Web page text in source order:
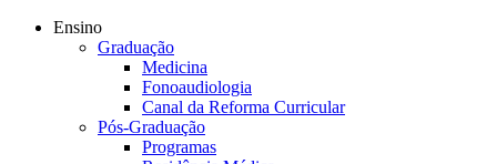
Ensino
Graduação
Medicina
Fonoaudiologia
Canal da Reforma Curricular
Pós-Graduação
Programas